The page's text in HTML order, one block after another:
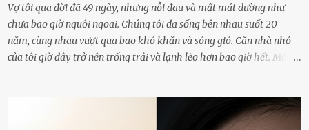
Vợ tôi qua đời đã 49 ngày, nhưng nỗi đau và mất mát dường như
chưa bao giờ nguôi ngoai. Chúng tôi đã sống bên nhau suốt 20
năm, cùng nhau vượt qua bao khó khăn và sóng gió. Căn nhà nhỏ
của tôi giờ đây trở nên trống trải và lạnh lẽo hơn bao giờ hết. Mỗi
rơi vào khoảng trống vô tận, chẳng còn muốn làm gì ngoài việc
ngồi lặng lẽ nhớ về cô ấy. Nhưng cuộc sống không cho phép tôi mãi